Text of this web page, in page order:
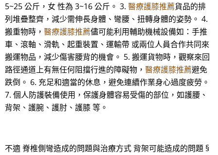
5~25 公斤，女 性為 3~16 公斤。 3. 醫療護膝推薦貨品的排
列堆疊整齊，減少需伸長身體、彎腰、扭轉身體的姿勢。 4.
搬重物時， 醫療護膝推薦儘可能利用輔助機械設備如：手推
車、滾軸、滑軌、起重裝置、運輸帶 或兩位人員合作共同來
搬運物品，減少傷害腰背的機會。 5. 搬運貨物時，觀察來回
路徑通道上有無任何阻擋行進的障礙物， 醫療護膝推薦避免
跌倒。 6. 充足和適當的休息，避免連續作業身心過度疲勞。
7. 個人防護裝備使用，保護身體容易受傷的部位，如護腰、
背架、護腕、護肘、護膝 等。
不適 脊椎側彎造成的問題與治療方式 背架可能造成的問題 §